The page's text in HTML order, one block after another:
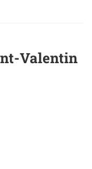
Valentin